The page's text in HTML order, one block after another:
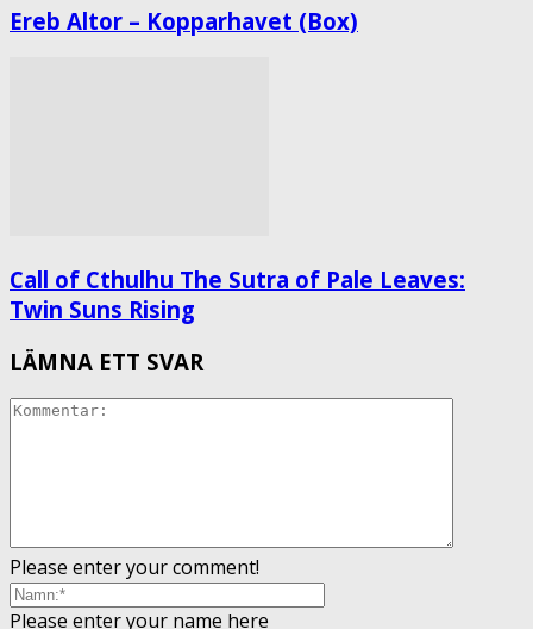
Ereb Altor – Kopparhavet (Box)
Call of Cthulhu The Sutra of Pale Leaves:
Twin Suns Rising
LÄMNA ETT SVAR
Please enter your comment!
Please enter your name here